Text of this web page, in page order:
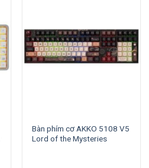
Bàn phím cơ AKKO 5108 V5
Lord of the Mysteries